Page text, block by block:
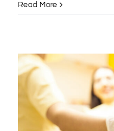
Read More